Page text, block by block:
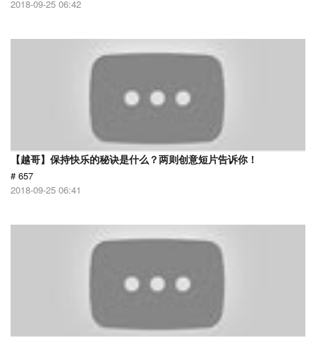
2018-09-25 06:42
【越哥】保持快乐的秘诀是什么？两则创意短片告诉你！
# 657
2018-09-25 06:41